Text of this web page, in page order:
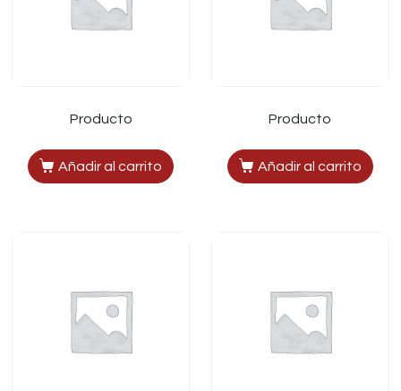
Producto
Añadir al carrito
Producto
Añadir al carrito